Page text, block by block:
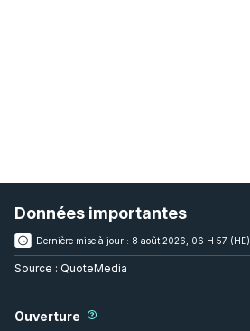
Données importantes
Dernière mise à jour : 8 août 2026, 06 H 57 (HE)
Source : QuoteMedia
Ouverture